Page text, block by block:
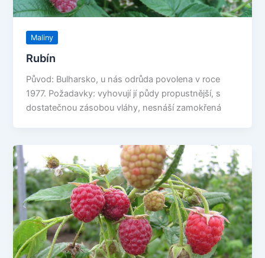
Maliny
Rubín
Původ: Bulharsko, u nás odrůda povolena v roce
1977. Požadavky: vyhovují jí půdy propustnější, s
dostatečnou zásobou vláhy, nesnáší zamokřená